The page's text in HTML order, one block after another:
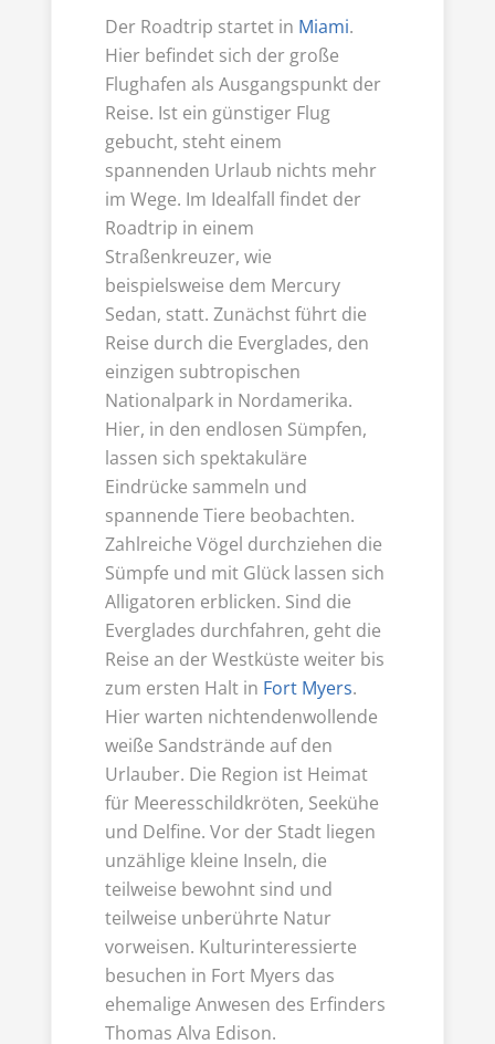
Der Roadtrip startet in Miami.
Hier befindet sich der große
Flughafen als Ausgangspunkt der
Reise. Ist ein günstiger Flug
gebucht, steht einem
spannenden Urlaub nichts mehr
im Wege. Im Idealfall findet der
Roadtrip in einem
Straßenkreuzer, wie
beispielsweise dem Mercury
Sedan, statt. Zunächst führt die
Reise durch die Everglades, den
einzigen subtropischen
Nationalpark in Nordamerika.
Hier, in den endlosen Sümpfen,
lassen sich spektakuläre
Eindrücke sammeln und
spannende Tiere beobachten.
Zahlreiche Vögel durchziehen die
Sümpfe und mit Glück lassen sich
Alligatoren erblicken. Sind die
Everglades durchfahren, geht die
Reise an der Westküste weiter bis
zum ersten Halt in Fort Myers.
Hier warten nichtendenwollende
weiße Sandstrände auf den
Urlauber. Die Region ist Heimat
für Meeresschildkröten, Seekühe
und Delfine. Vor der Stadt liegen
unzählige kleine Inseln, die
teilweise bewohnt sind und
teilweise unberührte Natur
vorweisen. Kulturinteressierte
besuchen in Fort Myers das
ehemalige Anwesen des Erfinders
Thomas Alva Edison.